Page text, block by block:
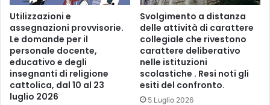
i
Utilizzazioni e
assegnazioni provvisorie.
Le domande per il
personale docente,
educativo e degli
insegnanti di religione
cattolica, dal 10 al 23
luglio 2026
Svolgimento a distanza
delle attività di carattere
collegiale che rivestono
carattere deliberativo
nelle istituzioni
scolastiche . Resi noti gli
esiti del confronto.
5 Luglio 2026